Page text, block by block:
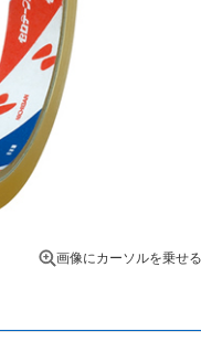
画像にカーソルを乗せ